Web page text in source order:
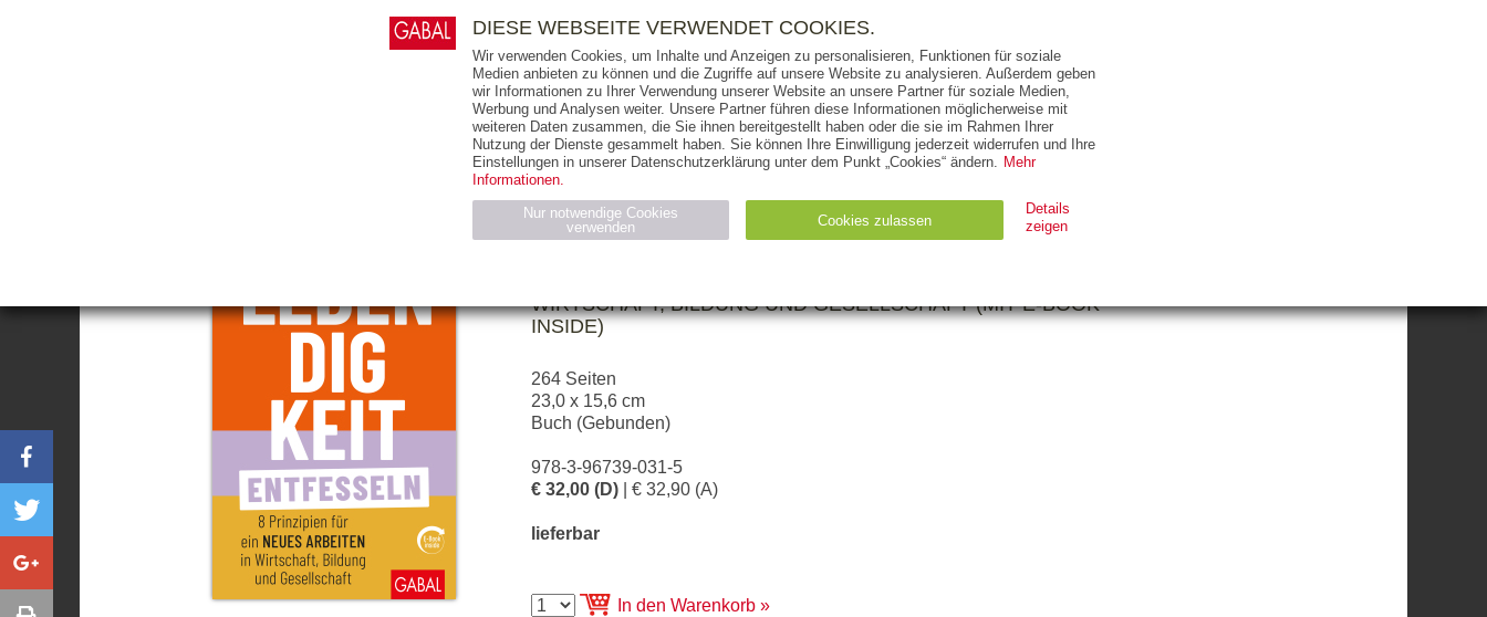
SILKE LUINSTRA
Lebendigkeit entfesseln
WIRTSCHAFT, BILDUNG UND GESELLSCHAFT (MIT E-BOOK
INSIDE)
264 Seiten
23,0 x 15,6 cm
Buch (Gebunden)
978-3-96739-031-5
€ 32,00 (D) | € 32,90 (A)
lieferbar
In den Warenkorb
THEMEN AUTOREN VERLAG
RIGHTS PRESSE HANDEL FÜR UNTERNEHMEN
DIESE WEBSEITE VERWENDET COOKIES.
Wir verwenden Cookies, um Inhalte und Anzeigen zu personalisieren, Funktionen für soziale
Medien anbieten zu können und die Zugriffe auf unsere Website zu analysieren. Außerdem geben
wir Informationen zu Ihrer Verwendung unserer Website an unsere Partner für soziale Medien,
Werbung und Analysen weiter. Unsere Partner führen diese Informationen möglicherweise mit
weiteren Daten zusammen, die Sie ihnen bereitgestellt haben oder die sie im Rahmen Ihrer
Nutzung der Dienste gesammelt haben. Sie können Ihre Einwilligung jederzeit widerrufen und Ihre
Einstellungen in unserer Datenschutzerklärung unter dem Punkt „Cookies“ ändern. Mehr
Informationen.
Nur notwendige Cookies
verwenden
Cookies zulassen
Details
zeigen
Name Anbieter
gabal-
verlag.de
Speichert den Zustimmungsstatus des Benutzers für Cookies
auf der aktuellen Domäne.